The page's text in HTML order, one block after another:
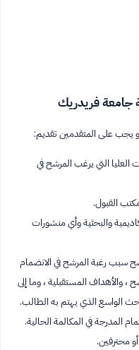
جامعة فريدريك
يجب على المتقدمين تقديم:
التي يرغب المرشح في
القبول.
والبحثية وأي منشورات
سبب رغبة المرشح في الانضمام
، والأهداف المستقبلية ، وما إلى
الواسع الذي يهتم به الطالب.
في المكالمة الحالية.
محترفين.